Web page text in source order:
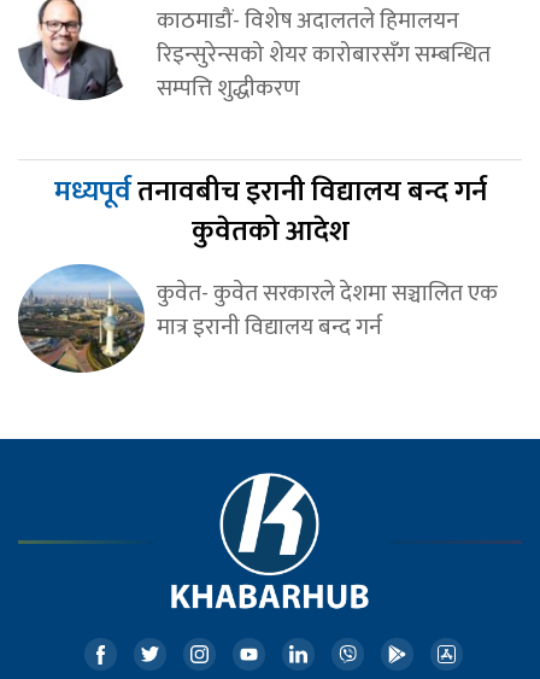
काठमाडौं- विशेष अदालतले हिमालयन
रिइन्सुरेन्सको शेयर कारोबारसँग सम्बन्धित
सम्पत्ति शुद्धीकरण
मध्यपूर्वतनावबीच इरानी विद्यालय बन्द गर्न
कुवेतको आदेश
कुवेत- कुवेत सरकारले देशमा सञ्चालित एक
मात्र इरानी विद्यालय बन्द गर्न